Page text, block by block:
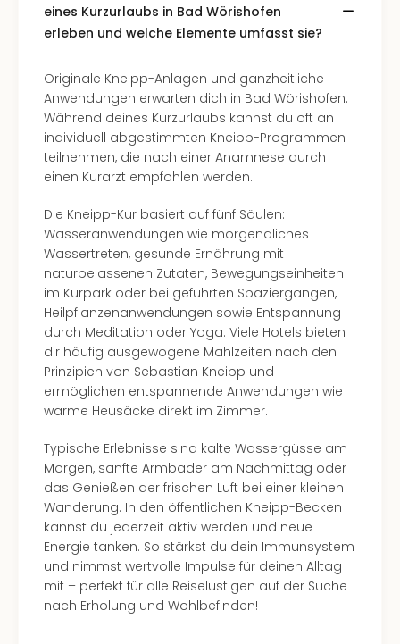
eines Kurzurlaubs in Bad Wörishofen
erleben und welche Elemente umfasst sie?
Originale Kneipp-Anlagen und ganzheitliche
Anwendungen erwarten dich in Bad Wörishofen.
Während deines Kurzurlaubs kannst du oft an
individuell abgestimmten Kneipp-Programmen
teilnehmen, die nach einer Anamnese durch
einen Kurarzt empfohlen werden.
Die Kneipp-Kur basiert auf fünf Säulen:
Wasseranwendungen wie morgendliches
Wassertreten, gesunde Ernährung mit
naturbelassenen Zutaten, Bewegungseinheiten
im Kurpark oder bei geführten Spaziergängen,
Heilpflanzenanwendungen sowie Entspannung
durch Meditation oder Yoga. Viele Hotels bieten
dir häufig ausgewogene Mahlzeiten nach den
Prinzipien von Sebastian Kneipp und
ermöglichen entspannende Anwendungen wie
warme Heusäcke direkt im Zimmer.
Typische Erlebnisse sind kalte Wassergüsse am
Morgen, sanfte Armbäder am Nachmittag oder
das Genießen der frischen Luft bei einer kleinen
Wanderung. In den öffentlichen Kneipp-Becken
kannst du jederzeit aktiv werden und neue
Energie tanken. So stärkst du dein Immunsystem
und nimmst wertvolle Impulse für deinen Alltag
mit – perfekt für alle Reiselustigen auf der Suche
nach Erholung und Wohlbefinden!